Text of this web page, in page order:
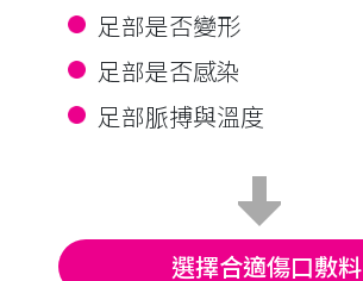
足部是否變形
足部是否感染
足部脈搏與溫度
選擇合適傷口敷料